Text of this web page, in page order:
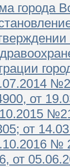
города
от
от
№
от